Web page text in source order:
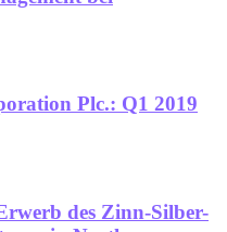
Plc.: Q1 2019
des Zinn-Silber-